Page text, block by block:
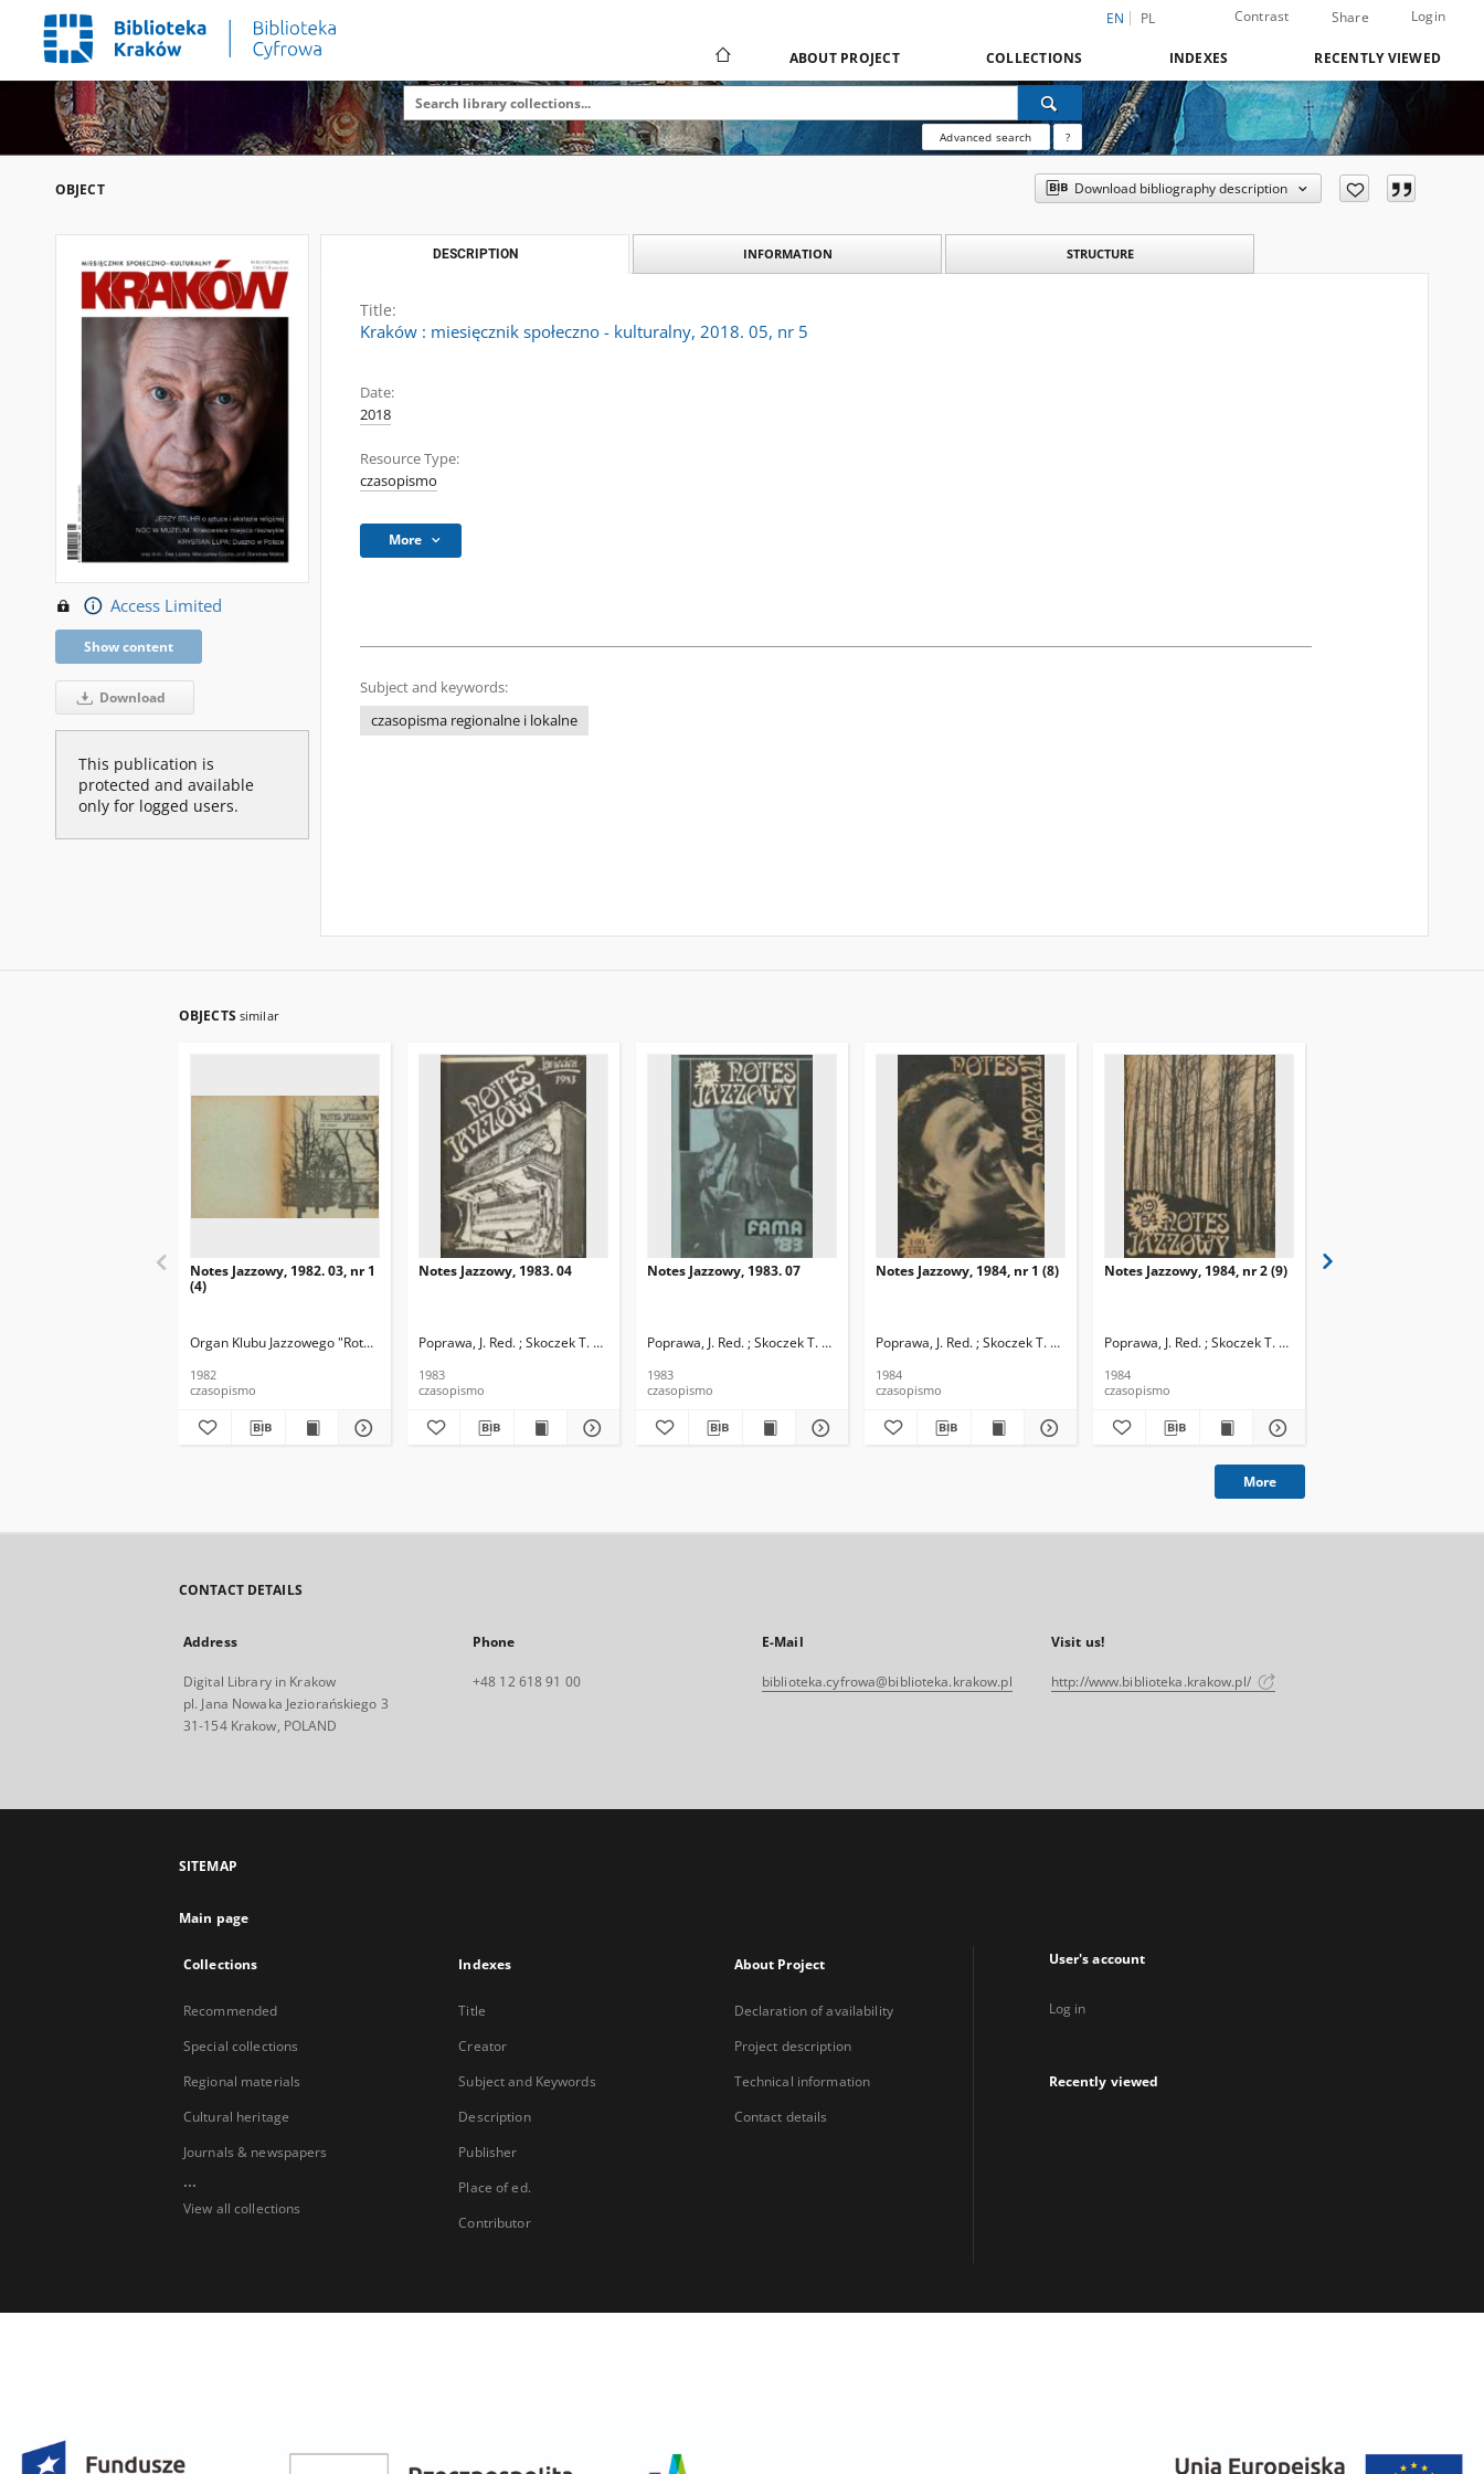
EN PL Contrast Share Login
ABOUT PROJECT COLLECTIONS INDEXES RECENTLY VIEWED
Advanced search ?
OBJECT Download bibliography description
Access Limited
Show content
Download
This publication is
protected and available
only for logged users.
DESCRIPTION INFORMATION STRUCTURE
Title:
Kraków : miesięcznik społeczno - kulturalny, 2018. 05, nr 5
Date:
2018
Resource Type:
czasopismo
More
Subject and keywords:
czasopisma regionalne i lokalne
OBJECTS similar
Notes Jazzowy, 1982. 03, nr 1
(4)
Organ Klubu Jazzowego "Rotunda" Skoczek, T. Red.
1982
czasopismo
Notes Jazzowy, 1983. 04
Poprawa, J. Red. ; Skoczek T. Red.
1983
czasopismo
Notes Jazzowy, 1983. 07
Poprawa, J. Red. ; Skoczek T. Red.
1983
czasopismo
Notes Jazzowy, 1984, nr 1 (8)
Poprawa, J. Red. ; Skoczek T. Red.
1984
czasopismo
Notes Jazzowy, 1984, nr 2 (9)
Poprawa, J. Red. ; Skoczek T. Red.
1984
czasopismo
More
CONTACT DETAILS
Address
Digital Library in Krakow
pl. Jana Nowaka Jeziorańskiego 3
31-154 Krakow, POLAND
Phone
+48 12 618 91 00
E-Mail
biblioteka.cyfrowa@biblioteka.krakow.pl
Visit us!
http://www.biblioteka.krakow.pl/
SITEMAP
Main page
Collections
Recommended
Special collections
Regional materials
Cultural heritage
Journals & newspapers
...
View all collections
Indexes
Title
Creator
Subject and Keywords
Description
Publisher
Place of ed.
Contributor
About Project
Declaration of availability
Project description
Technical information
Contact details
User's account
Log in
Recently viewed